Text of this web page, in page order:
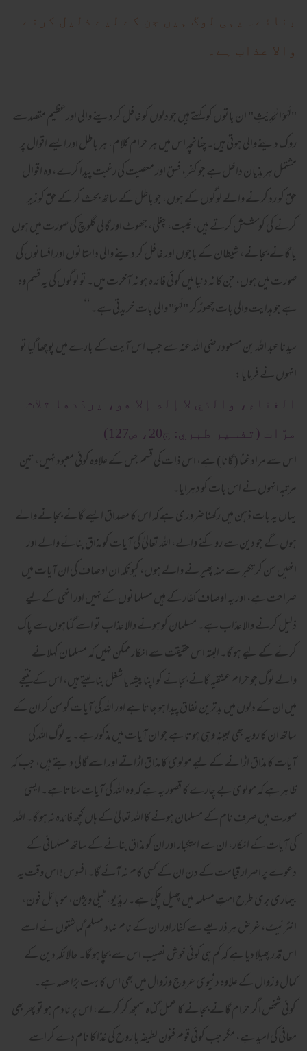
بنائے۔ یہی لوگ ہیں جن کے لیے ذلیل کرنے
والا عذاب ہے۔
"لَهْوَ الْحَدِيْثِ" ان باتوں کو کہتے ہیں جو دلوں کو غافل کر دینے والی اورعظیم مقصد سے
روک دینے والی ہوتی ہیں۔ چنانچہ اس میں ہر حرام کلام، ہر باطل اور ایسے اقوال پر
مشتمل ہر ہذیان داخل ہے جو کفر، فسق اور معصیت کی رغبت پیدا کرے، وہ اقوال
حق کو رد کرنے والے لوگوں کے ہوں، جو باطل کے ساتھ بحث کر کے حق کو زیر
کرنے کی کوشش کرتے ہیں، غیبت، چغلی، جھوٹ اور گالی گلوچ کی صورت میں ہوں
یا گانے بجانے، شیطان کے باجوں اور غافل کر دینے والی داستانوں اور افسانوں کی
صورت میں ہوں، جن کا نہ دنیا میں کوئی فائدہ ہو نہ آخرت میں۔ تو لوگوں کی یہ قسم وہ
ہے جو ہدایت والی بات چھوڑ کر "لَهْوَ" والی بات خریدتی ہے۔‘‘
سيدنا عبد اللہ بن مسعود رضی اللہ عنہ سے جب اس آيت كے بارے میں پوچھا گیا تو
انہوں نے فرمایا:
الغناء، والذي لا إله إلا هو، يردّدها ثلاث
مرّات (تفسير طبري: ج20، ص127)
اس سے مراد غنا (گانا) ہے، اس ذات کی قسم جس کے علاوہ کوئی معبود نہیں، تین
مرتبہ انہوں نے اس بات کو دہرایا۔
یہاں یہ بات ذہن میں رکھنا ضروری ہے کہ اس کا مصداق ایسے گانے بجانے والے
ہوں گے جو دین سے روکنے والے، اللہ تعالیٰ کی آیات کو مذاق بنانے والے اور
انھیں سن کر تکبر سے منہ پھیرنے والے ہوں، کیونکہ ان اوصاف کی ان آیات میں
صراحت ہے، اور یہ اوصاف کفار کے ہیں مسلمانوں کے نہیں اور انھی کے لیے
ذلیل کرنے والا عذاب ہے۔ مسلمان کو ہونے والا عذاب تو اسے گناہوں سے پاک
کرنے کے لیے ہو گا۔ البتہ اس حقیقت سے انکار ممکن نہیں کہ مسلمان کہلانے
والے لوگ جو حرام عشقیہ گانے بجانے کو اپنا پیشہ یا شغل بنا لیتے ہیں، اس کے نتیجے
میں ان کے دلوں میں بدترین نفاق پیدا ہو جاتا ہے اور اللہ کی آیات کو سن کر ان کے
ساتھ ان کا رویہ بھی بعینہٖ وہی ہوتا ہے جو ان آیات میں مذکور ہے۔ یہ لوگ اللہ کی
آیات کا مذاق اڑانے کے لیے مولوی کا مذاق اڑاتے اور اسے گالی دیتے ہیں، جب کہ
ظاہر ہے کہ مولوی بے چارے کا قصور یہ ہے کہ وہ اللہ کی آیات سناتا ہے۔ ایسی
صورت میں صرف نام کے مسلمان ہونے کا اللہ تعالیٰ کے ہاں کچھ فائدہ نہ ہو گا۔ اللہ
کی آیات کے انکار، ان سے استکبار اور ان کو مذاق بنانے کے ساتھ مسلمانی کے
دعوے پر اصرار قیامت کے دن ان کے کسی کام نہ آئے گا۔ افسوس! اس وقت یہ
بیماری بری طرح امتِ مسلمہ میں پھیل چکی ہے۔ ریڈیو، ٹیلی ویژن، موبائل فون،
انٹرنیٹ، غرض ہر ذریعے سے کفار اور ان کے نام نہاد مسلم گماشتوں نے اسے
اس قدر پھیلا دیا ہے کہ کم ہی کوئی خوش نصیب اس سے بچا ہو گا۔ حالانکہ دین کے
کمال و زوال کے علاوہ دنیوی عروج و زوال میں بھی اس کا بہت بڑا حصہ ہے۔
کوئی شخص اگر حرام گانے بجانے کا عمل گناہ سمجھ کر کرے، اس پر نادم ہو تو پھر بھی
معافی کی امید ہے، مگر جب کوئی قوم فنون لطیفہ یا روح کی غذا کا نام دے کر اسے